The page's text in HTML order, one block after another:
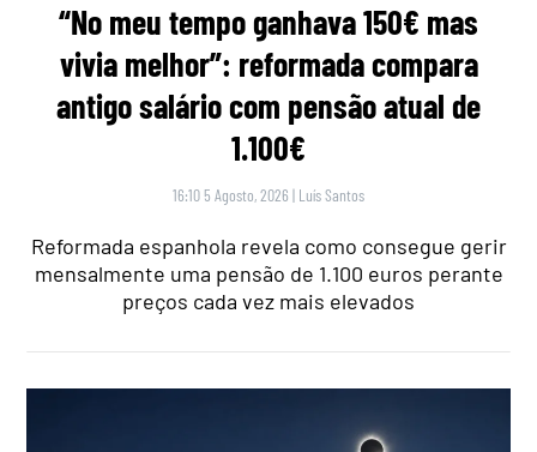
“No meu tempo ganhava 150€ mas
vivia melhor”: reformada compara
antigo salário com pensão atual de
1.100€
16:10 5 Agosto, 2026 | Luís Santos
Reformada espanhola revela como consegue gerir
mensalmente uma pensão de 1.100 euros perante
preços cada vez mais elevados